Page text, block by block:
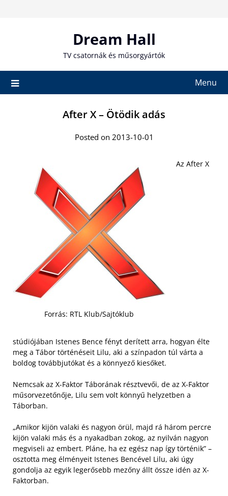
Dream Hall
TV csatornák és műsorgyártók
Menu
After X – Ötödik adás
Posted on 2013-10-01
Forrás: RTL Klub/Sajtóklub
Az After X
stúdiójában Istenes Bence fényt derített arra, hogyan élte
meg a Tábor történéseit Lilu, aki a színpadon túl várta a
boldog továbbjutókat és a könnyező kiesőket.
Nemcsak az X-Faktor Táborának résztvevői, de az X-Faktor
műsorvezetőnője, Lilu sem volt könnyű helyzetben a
Táborban.
„Amikor kijön valaki és nagyon örül, majd rá három percre
kijön valaki más és a nyakadban zokog, az nyilván nagyon
megviseli az embert. Pláne, ha ez egész nap így történik” –
osztotta meg élményeit Istenes Bencével Lilu, aki úgy
gondolja az egyik legerősebb mezőny állt össze idén az X-
Faktorban.